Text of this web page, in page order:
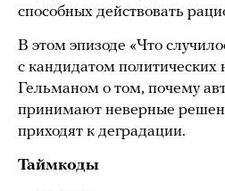
способных действовать
В этом эпизоде «Что
с кандидатом
Гельманом о том, почему
принимают неверные
приходят к деградации.
Таймкоды